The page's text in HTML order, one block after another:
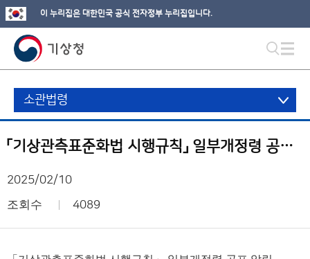
이 누리집은 대한민국 공식 전자정부 누리집입니다.
소관법령
「기상관측표준화법 시행규칙」 일부개정령 공포 알림
2025/02/10
조회수 4089